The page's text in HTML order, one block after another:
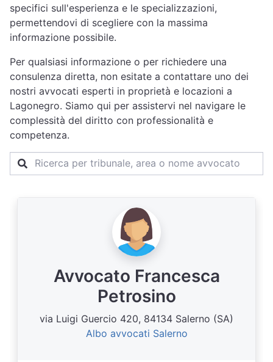
specifici sull'esperienza e le specializzazioni,
permettendovi di scegliere con la massima
informazione possibile.
Per qualsiasi informazione o per richiedere una
consulenza diretta, non esitate a contattare uno dei
nostri avvocati esperti in proprietà e locazioni a
Lagonegro. Siamo qui per assistervi nel navigare le
complessità del diritto con professionalità e
competenza.
Avvocato Francesca
Petrosino
via Luigi Guercio 420, 84134 Salerno (SA)
Albo avvocati Salerno